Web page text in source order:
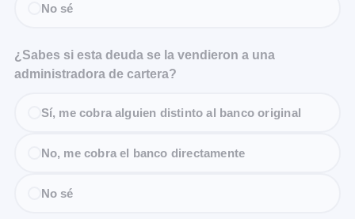
No sé
¿Sabes si esta deuda se la vendieron a una
administradora de cartera?
Sí, me cobra alguien distinto al banco original
No, me cobra el banco directamente
No sé